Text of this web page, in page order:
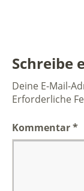
Schreibe
Deine E-Mail-
Erforderliche
Kommentar*